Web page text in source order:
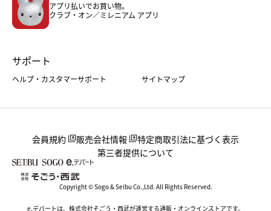
ホーム・キッチン＆アート
アプリ払いでお買い物。
クラブ・オン／ミレニアム アプリ
サポート
ヘルプ・カスタマーサポート サイトマップ
会員規約 販売会社情報
特定商取引法に基づく表示
第三者提供について
Copyright © Sogo & Seibu Co.,Ltd. All Rights Reserved.
e.デパートは、株式会社そごう・西武が運営する通販・オンラインストアです。